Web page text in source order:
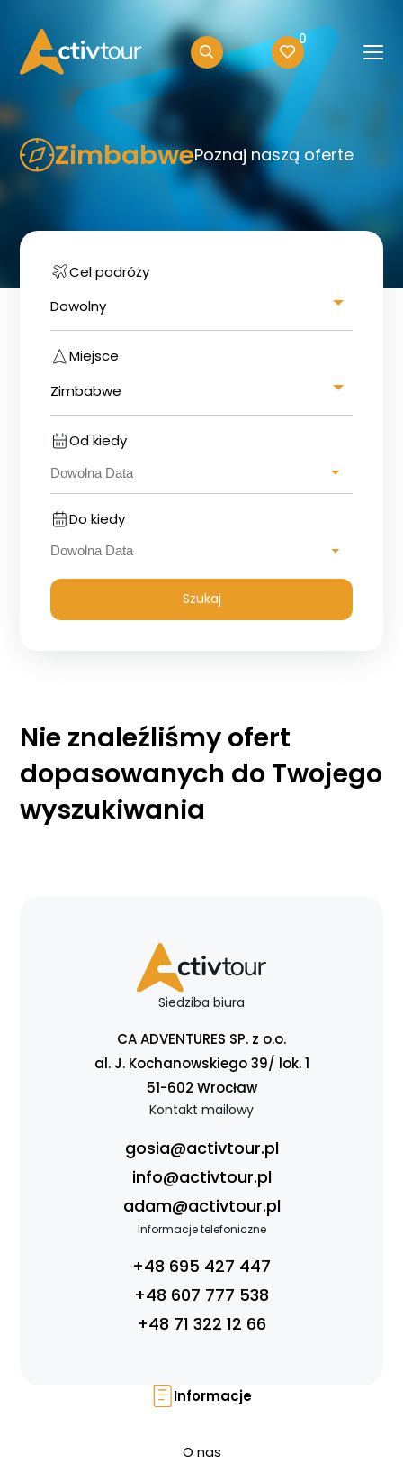
0
Wyprawy Nurkowe
Galeria
ZimbabwePoznaj naszą oferte
Cel podróży
Dowolny
Miejsce
Zimbabwe
Od kiedy
Do kiedy
Szukaj
Nie znaleźliśmy ofert
dopasowanych do Twojego
wyszukiwania
Siedziba biura
CA ADVENTURES SP. z o.o.
al. J. Kochanowskiego 39/ lok. 1
51-602 Wrocław
Kontakt mailowy
gosia@activtour.pl
info@activtour.pl
adam@activtour.pl
Informacje telefoniczne
+48 695 427 447
+48 607 777 538
+48 71 322 12 66
Informacje
O nas